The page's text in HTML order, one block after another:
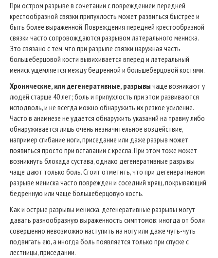
При остром разрыве в сочетании с повреждением передней
крестообразной связки припухлость может развиться быстрее и
быть более выраженной. Повреждения передней крестообразной
связки часто сопровождаются разрывом латерального мениска.
Это связано с тем, что при разрыве связки наружная часть
большеберцовой кости вывихивается вперед и латеральный
мениск ущемляется между бедренной и большеберцовой костями.
Хронические, или дегенеративные, разрывы чаще возникают у
людей старше 40 лет; боль и припухлость при этом развиваются
исподволь, и не всегда можно обнаружить их резкое усиление.
Часто в анамнезе не удается обнаружить указаний на травму либо
обнаруживается лишь очень незначительное воздействие,
например сгибание ноги, приседание или даже разрыв может
появиться просто при вставании с кресла. При этом тоже может
возникнуть блокада сустава, однако дегенеративные разрывы
чаще дают только боль. Стоит отметить, что при дегенеративном
разрыве мениска часто поврежден и соседний хрящ, покрывающий
бедренную или чаще большеберцовую кость.
Как и острые разрывы мениска, дегенеративные разрывы могут
давать разнообразную выраженность симптомов: иногда от боли
совершенно невозможно наступить на ногу или даже чуть-чуть
подвигать ею, а иногда боль появляется только при спуске с
лестницы, приседании.